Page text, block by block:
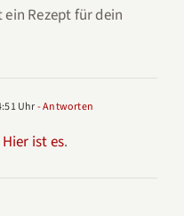
Rezept für dein
Uhr- Antworten
Hier ist es.